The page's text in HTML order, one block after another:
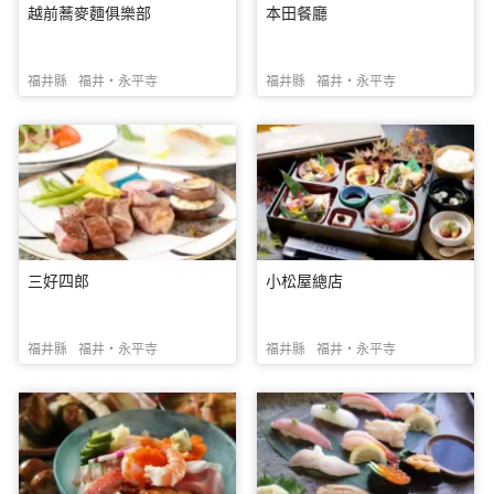
越前蕎麥麵俱樂部
福井縣 福井・永平寺
本田餐廳
福井縣 福井・永平寺
三好四郎
福井縣 福井・永平寺
小松屋總店
福井縣 福井・永平寺